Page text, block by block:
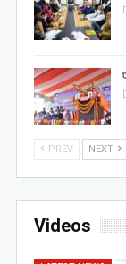
PREV NEXT
Videos